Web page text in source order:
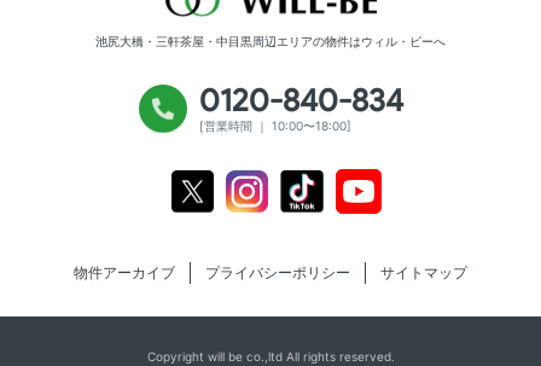
池尻大橋・三軒茶屋・中目黒周辺エリアの物件はウィル・ビーへ
0120-840-834
[営業時間 ｜ 10:00〜18:00]
Instagram Tiktok
物件アーカイブ プライバシーポリシー サイトマップ
Copyright will be co.,ltd All rights reserved.